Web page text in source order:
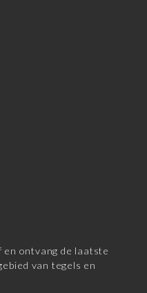
ontvang de laatste
van tegels en